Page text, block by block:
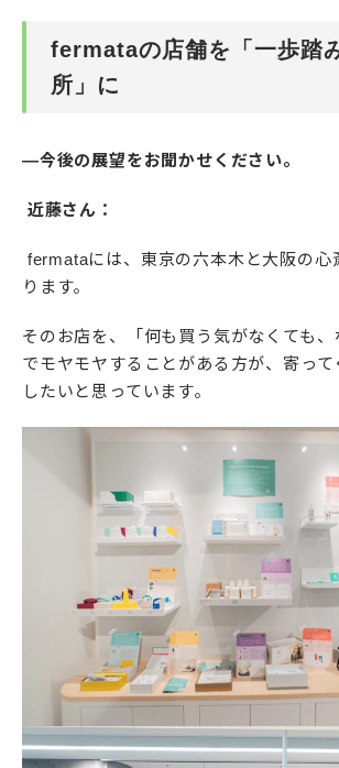
fermataの店舗を「一歩踏
所」に
―今後の展望をお聞かせください。
近藤さん：
fermataには、東京の六本木と大阪の心
ります。
そのお店を、「何も買う気がなくても、
でモヤモヤすることがある方が、寄って
したいと思っています。